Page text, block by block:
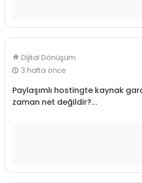
Dijital Dönüşüm
3 hafta önce
Paylaşımlı hostingte kaynak
zaman net değildir?...